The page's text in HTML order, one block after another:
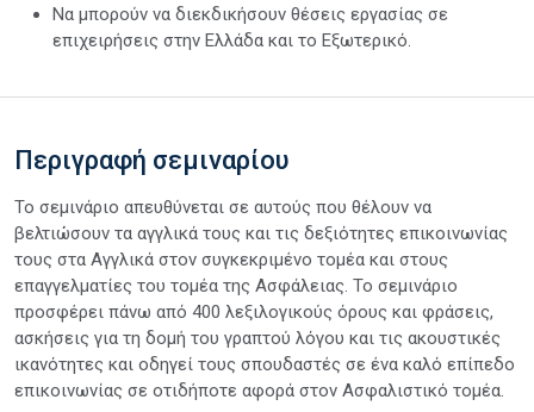
Να μπορούν να διεκδικήσουν θέσεις εργασίας σε
επιχειρήσεις στην Ελλάδα και το Εξωτερικό.
Περιγραφή σεμιναρίου
Το σεμινάριο απευθύνεται σε αυτούς που θέλουν να
βελτιώσουν τα αγγλικά τους και τις δεξιότητες επικοινωνίας
τους στα Αγγλικά στον συγκεκριμένο τομέα και στους
επαγγελματίες του τομέα της Ασφάλειας. Το σεμινάριο
προσφέρει πάνω από 400 λεξιλογικούς όρους και φράσεις,
ασκήσεις για τη δομή του γραπτού λόγου και τις ακουστικές
ικανότητες και οδηγεί τους σπουδαστές σε ένα καλό επίπεδο
επικοινωνίας σε οτιδήποτε αφορά στον Ασφαλιστικό τομέα.